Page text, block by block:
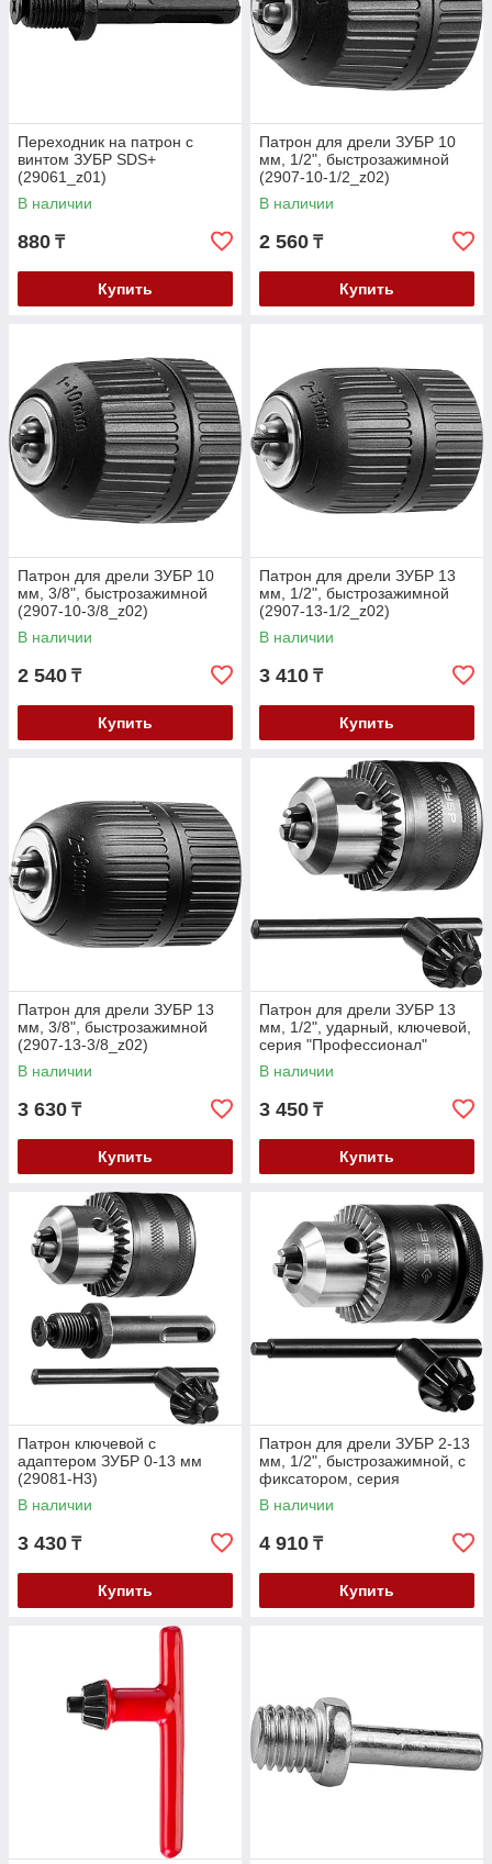
Переходник на патрон с
винтом ЗУБР SDS+
(29061_z01)
В наличии
880 ₸
Купить
Патрон для дрели ЗУБР 10
мм, 1/2", быстрозажимной
(2907-10-1/2_z02)
В наличии
2 560 ₸
Купить
Патрон для дрели ЗУБР 10
мм, 3/8", быстрозажимной
(2907-10-3/8_z02)
В наличии
2 540 ₸
Купить
Патрон для дрели ЗУБР 13
мм, 1/2", быстрозажимной
(2907-13-1/2_z02)
В наличии
3 410 ₸
Купить
Патрон для дрели ЗУБР 13
мм, 3/8", быстрозажимной
(2907-13-3/8_z02)
В наличии
3 630 ₸
Купить
Патрон для дрели ЗУБР 13
мм, 1/2", ударный, ключевой,
серия "Профессионал"
(2908-13-1/2_z02)
В наличии
3 450 ₸
Купить
Патрон ключевой с
адаптером ЗУБР 0-13 мм
(29081-H3)
В наличии
3 430 ₸
Купить
Патрон для дрели ЗУБР 2-13
мм, 1/2", быстрозажимной, с
фиксатором, серия
"Профессионал" (29082-13-
1/2_z02)
В наличии
4 910 ₸
Купить